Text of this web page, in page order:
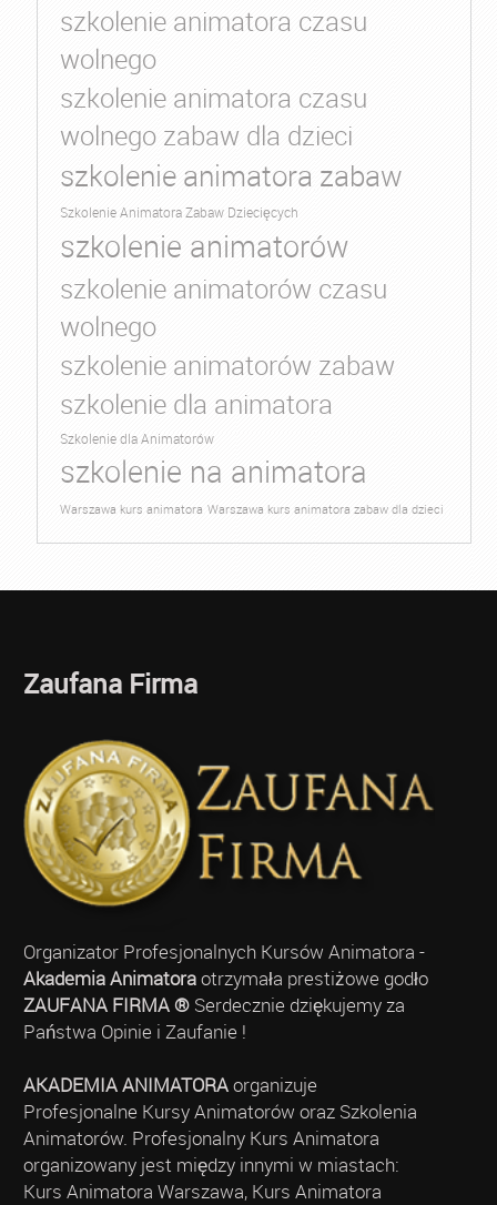
szkolenie animatora czasu
wolnego
szkolenie animatora czasu
wolnego zabaw dla dzieci
szkolenie animatora zabaw
Szkolenie Animatora Zabaw Dziecięcych
szkolenie animatorów
szkolenie animatorów czasu
wolnego
szkolenie animatorów zabaw
szkolenie dla animatora
Szkolenie dla Animatorów
szkolenie na animatora
Warszawa kurs animatora Warszawa kurs animatora zabaw dla dzieci
Zaufana Firma
Organizator Profesjonalnych Kursów Animatora -
Akademia Animatoraotrzymała prestiżowe godło
ZAUFANA FIRMA ®Serdecznie dziękujemy za
Państwa Opinie i Zaufanie !
AKADEMIA ANIMATORAorganizuje
Profesjonalne Kursy Animatorów oraz Szkolenia
Animatorów. Profesjonalny Kurs Animatora
organizowany jest między innymi w miastach:
Kurs Animatora Warszawa, Kurs Animatora